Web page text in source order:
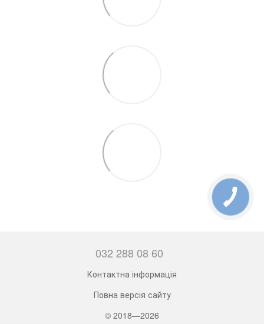
032 288 08 60
Контактна інформація
Повна версія сайту
© 2018—2026